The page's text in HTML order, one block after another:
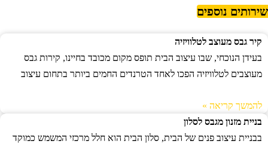
נוספים
קיר גבס מעוצב לטלוויזיה
בעידן הנוכחי, שבו עיצוב הבית תופס מקום מכובד בחיינו, קירות גבס
מעוצבים לטלוויזיה הפכו לאחד הטרנדים החמים ביותר בתחום עיצוב
להמשך קריאה »
בניית מזנון מגבס לסלון
בבניית עיצוב פנים של הבית, סלון הבית הוא חלל מרכזי המשמש כמוקד